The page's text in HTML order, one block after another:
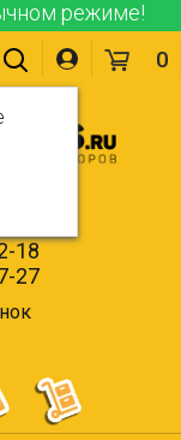
режиме!
18
27
0